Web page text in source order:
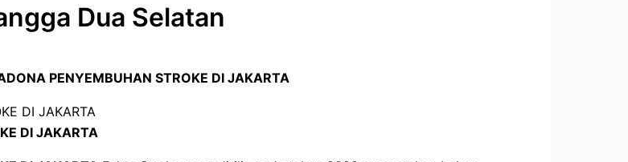
Dua Selatan
PENYEMBUHAN STROKE DI JAKARTA
DI JAKARTA